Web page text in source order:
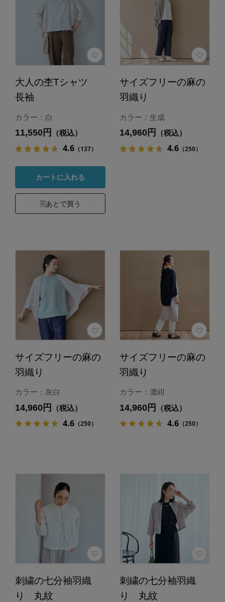
大人の杢Tシャツ
長袖
カラー：白
11,550円 （税込）
4.6（137）
カートに入れる
あとで買う
サイズフリーの麻の
羽織り
カラー：生成
14,960円 （税込）
4.6（250）
サイズフリーの麻の
羽織り
カラー：灰白
14,960円 （税込）
4.6（250）
サイズフリーの麻の
羽織り
カラー：濃紺
14,960円 （税込）
4.6（250）
刺繍の七分袖羽織
り 丸紋
刺繍の七分袖羽織
り 丸紋